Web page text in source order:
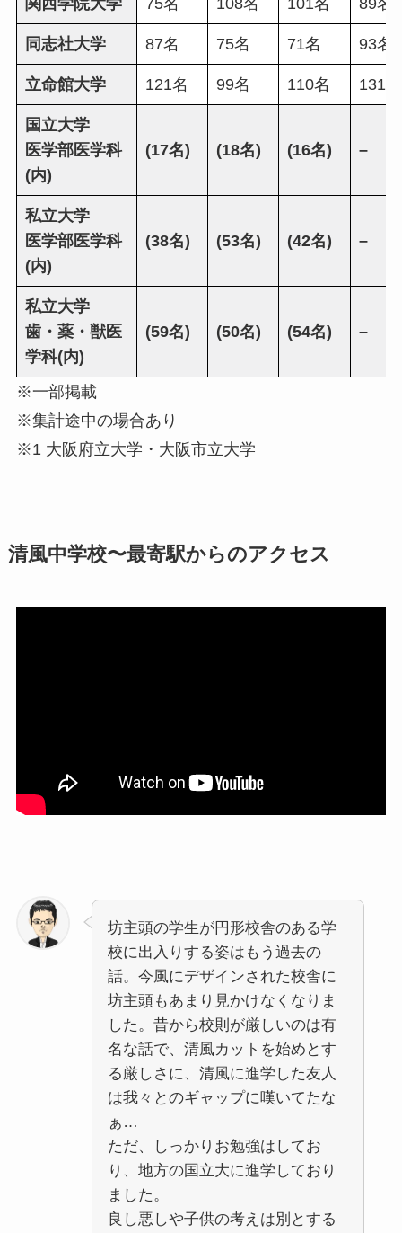
関西学院大学 75名 108名 101名 89名
同志社大学 87名 75名 71名 93名
立命館大学 121名 99名 110名 131名
国立大学
医学部医学科
(内)
(17名) (18名) (16名) –
私立大学
医学部医学科
(内)
(38名) (53名) (42名) –
私立大学
歯・薬・獣医
学科(内)
(59名) (50名) (54名) –
※一部掲載
※集計途中の場合あり
※1 大阪府立大学・大阪市立大学
清風中学校〜最寄駅からのアクセス
坊主頭の学生が円形校舎のある学
校に出入りする姿はもう過去の
話。今風にデザインされた校舎に
坊主頭もあまり見かけなくなりま
した。昔から校則が厳しいのは有
名な話で、清風カットを始めとす
る厳しさに、清風に進学した友人
は我々とのギャップに嘆いてたな
ぁ…
ただ、しっかりお勉強はしてお
り、地方の国立大に進学しており
ました。
良し悪しや子供の考えは別とする